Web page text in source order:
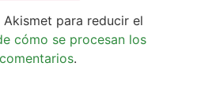
Akismet para reducir el
cómo se procesan los
.